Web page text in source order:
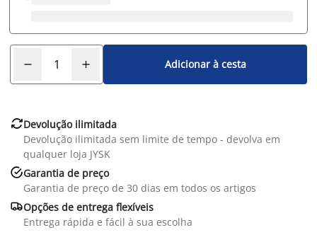
Adicionar à cesta
Devolução ilimitada
Devolução ilimitada sem limite de tempo - devolva em
qualquer loja JYSK
Garantia de preço
Garantia de preço de 30 dias em todos os artigos
Opções de entrega flexíveis
Entrega rápida e fácil à sua escolha